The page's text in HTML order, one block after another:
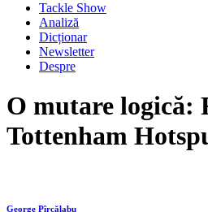
Tackle Show
Analiză
Dicționar
Newsletter
Despre
O mutare logică:
Tottenham
George Pîrcălabu